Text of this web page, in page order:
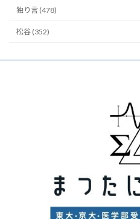
独り言 (478)
松谷 (352)